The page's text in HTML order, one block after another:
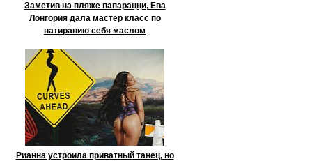
Заметив на пляже папарацци, Ева
Лонгория дала мастер класс по
натиранию себя маслом
Рианна устроила приватный танец, но